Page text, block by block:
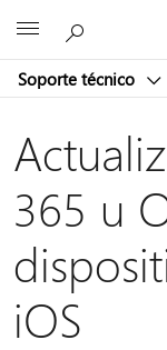
Soporte técnico
365 u
iOS